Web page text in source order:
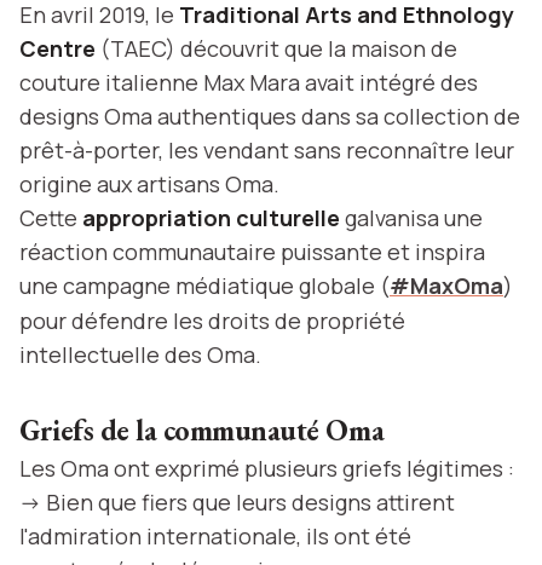
En avril 2019, le Traditional Arts and Ethnology
Centre (TAEC) découvrit que la maison de
couture italienne Max Mara avait intégré des
designs Oma authentiques dans sa collection de
prêt-à-porter, les vendant sans reconnaître leur
origine aux artisans Oma.
Cette appropriation culturelle galvanisa une
réaction communautaire puissante et inspira
une campagne médiatique globale (#MaxOma)
pour défendre les droits de propriété
intellectuelle des Oma.
Griefs de la communauté Oma
Les Oma ont exprimé plusieurs griefs légitimes :
-> Bien que fiers que leurs designs attirent
l'admiration internationale, ils ont été